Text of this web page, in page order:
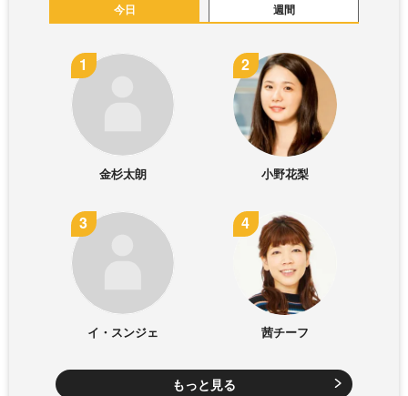
今日 週間
金杉太朗 小野花梨
イ・スンジェ 茜チーフ
もっと見る